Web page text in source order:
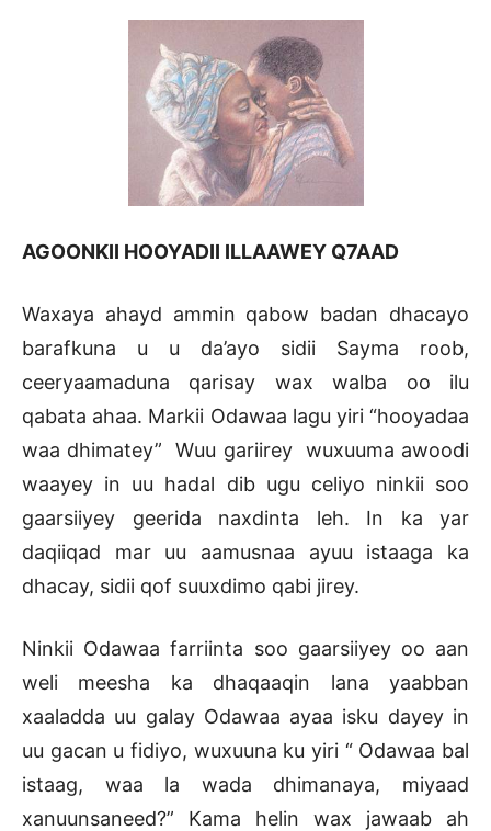
AGOONKII HOOYADII ILLAAWEY Q7AAD
Waxaya ahayd ammin qabow badan dhacayo
barafkuna u u da’ayo sidii Sayma roob,
ceeryaamaduna qarisay wax walba oo ilu
qabata ahaa. Markii Odawaa lagu yiri “hooyadaa
waa dhimatey” Wuu gariirey wuxuuma awoodi
waayey in uu hadal dib ugu celiyo ninkii soo
gaarsiiyey geerida naxdinta leh. In ka yar
daqiiqad mar uu aamusnaa ayuu istaaga ka
dhacay, sidii qof suuxdimo qabi jirey.
Ninkii Odawaa farriinta soo gaarsiiyey oo aan
weli meesha ka dhaqaaqin lana yaabban
xaaladda uu galay Odawaa ayaa isku dayey in
uu gacan u fidiyo, wuxuuna ku yiri “ Odawaa bal
istaag, waa la wada dhimanaya, miyaad
xanuunsaneed?” Kama helin wax jawaab ah